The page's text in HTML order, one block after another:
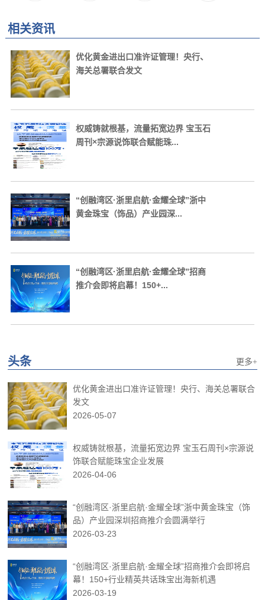
相关资讯
优化黄金进出口准许证管理！央行、
海关总署联合发文
权威铸就根基，流量拓宽边界 宝玉石
周刊×宗源说饰联合赋能珠...
“创融湾区·浙里启航·金耀全球”浙中
黄金珠宝（饰品）产业园深...
“创融湾区·浙里启航·金耀全球”招商
推介会即将启幕！150+...
头条 更多+
优化黄金进出口准许证管理！央行、海关总署联合
发文
2026-05-07
权威铸就根基，流量拓宽边界 宝玉石周刊×宗源说
饰联合赋能珠宝企业发展
2026-04-06
“创融湾区·浙里启航·金耀全球”浙中黄金珠宝（饰
品）产业园深圳招商推介会圆满举行
2026-03-23
“创融湾区·浙里启航·金耀全球”招商推介会即将启
幕！150+行业精英共话珠宝出海新机遇
2026-03-19